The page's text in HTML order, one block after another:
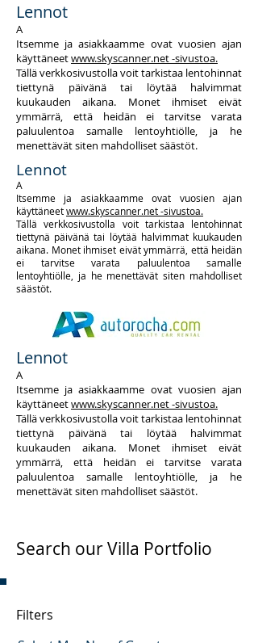
Lennot
A
Itsemme ja asiakkaamme ovat vuosien ajan
käyttäneetwww.skyscanner.net -sivustoa.
Tällä verkkosivustolla voit tarkistaa lentohinnat
tiettynä päivänä tai löytää halvimmat
kuukauden aikana. Monet ihmiset eivät
ymmärrä, että heidän ei tarvitse varata
paluulentoa samalle lentoyhtiölle, ja he
menettävät siten mahdolliset säästöt.
Lennot
A
Itsemme ja asiakkaamme ovat vuosien ajan
käyttäneetwww.skyscanner.net -sivustoa.
Tällä verkkosivustolla voit tarkistaa lentohinnat
tiettynä päivänä tai löytää halvimmat kuukauden
aikana. Monet ihmiset eivät ymmärrä, että heidän
ei tarvitse varata paluulentoa samalle
lentoyhtiölle, ja he menettävät siten mahdolliset
säästöt.
Lennot
A
Itsemme ja asiakkaamme ovat vuosien ajan
käyttäneetwww.skyscanner.net -sivustoa.
Tällä verkkosivustolla voit tarkistaa lentohinnat
tiettynä päivänä tai löytää halvimmat
kuukauden aikana. Monet ihmiset eivät
ymmärrä, että heidän ei tarvitse varata
paluulentoa samalle lentoyhtiölle, ja he
menettävät siten mahdolliset säästöt.
Search our Villa Portfolio
Filters